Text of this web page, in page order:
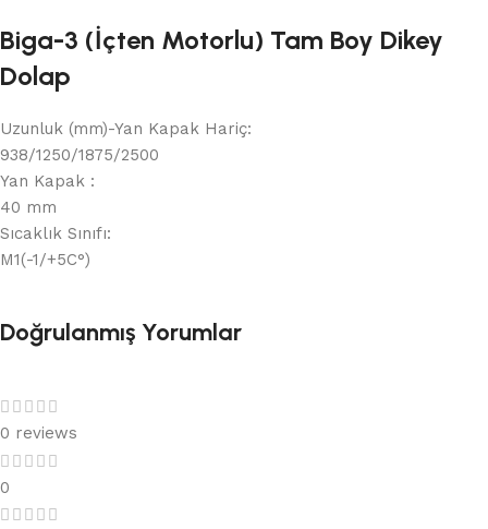
Biga-3 (İçten Motorlu) Tam Boy Dikey
Dolap
Uzunluk (mm)-Yan Kapak Hariç:
938/1250/1875/2500
Yan Kapak :
40 mm
Sıcaklık Sınıfı:
M1(-1/+5C°)
Doğrulanmış Yorumlar
0 reviews
0